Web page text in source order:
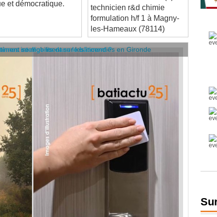
formulation h/f 1 à Magny-
les-Hameaux (78114)
se mobilisent sur les incendies en Gironde
intelligents dans le bâtiment ?